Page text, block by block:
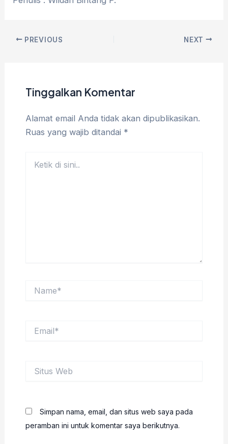
PREVIOUS NEXT
Tinggalkan Komentar
Alamat email Anda tidak akan dipublikasikan.
Ruas yang wajib ditandai *
Web
Simpan nama, email, dan situs web saya pada
peramban ini untuk komentar saya berikutnya.